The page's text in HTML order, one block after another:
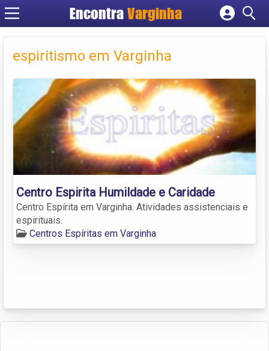
EncontraVarginha
Cadastrar empresa
Criar conta
espiritismo em Varginha
Centro Espirita Humildade e Caridade
Centro Espírita em Varginha. Atividades assistenciais e
espirituais.
Centros Espíritas em Varginha